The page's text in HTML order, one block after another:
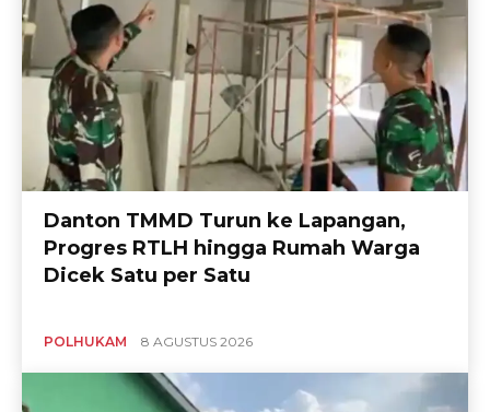
Danton TMMD Turun ke Lapangan,
Progres RTLH hingga Rumah Warga
Dicek Satu per Satu
POLHUKAM 8 AGUSTUS 2026